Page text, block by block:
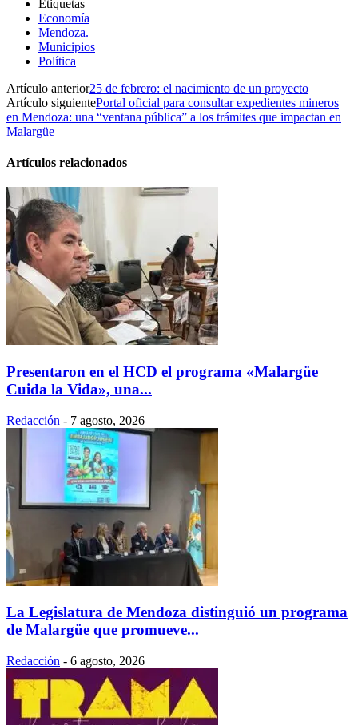
Etiquetas
Economía
Mendoza.
Municipios
Política
Artículo anterior25 de febrero: el nacimiento de un proyecto
Artículo siguientePortal oficial para consultar expedientes mineros
en Mendoza: una “ventana pública” a los trámites que impactan en
Malargüe
Artículos relacionados
Presentaron en el HCD el programa «Malargüe
Cuida la Vida», una...
Redacción - 7 agosto, 2026
La Legislatura de Mendoza distinguió un programa
de Malargüe que promueve...
Redacción - 6 agosto, 2026